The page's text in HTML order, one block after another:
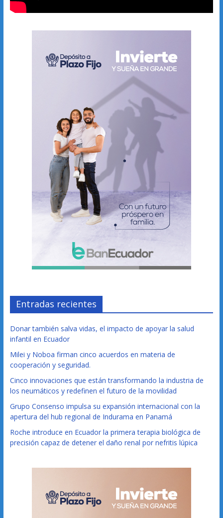
Entradas recientes
Donar también salva vidas, el impacto de apoyar la salud
infantil en Ecuador
Milei y Noboa firman cinco acuerdos en materia de
cooperación y seguridad.
Cinco innovaciones que están transformando la industria de
los neumáticos y redefinen el futuro de la movilidad
Grupo Consenso impulsa su expansión internacional con la
apertura del hub regional de Indurama en Panamá
Roche introduce en Ecuador la primera terapia biológica de
precisión capaz de detener el daño renal por nefritis lúpica